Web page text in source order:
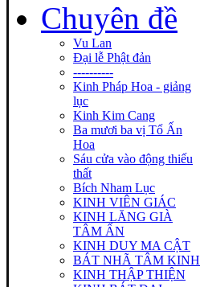
Chuyên đề
Vu Lan
Đại lễ Phật đản
----------
Kinh Pháp Hoa - giảng
lục
Kinh Kim Cang
Ba mươi ba vị Tổ Ấn
Hoa
Sáu cửa vào động thiếu
thất
Bích Nham Lục
KINH VIÊN GIÁC
KINH LĂNG GIÀ
TÂM ẤN
KINH DUY MA CẬT
BÁT NHÃ TÂM KINH
KINH THẬP THIỆN